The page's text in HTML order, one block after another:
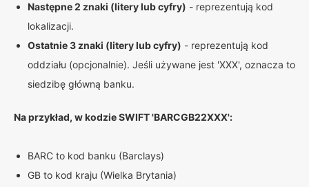
Następne 2 znaki (litery lub cyfry) - reprezentują kod
lokalizacji.
Ostatnie 3 znaki (litery lub cyfry) - reprezentują kod
oddziału (opcjonalnie). Jeśli używane jest 'XXX', oznacza to
siedzibę główną banku.
Na przykład, w kodzie SWIFT 'BARCGB22XXX':
BARC to kod banku (Barclays)
GB to kod kraju (Wielka Brytania)